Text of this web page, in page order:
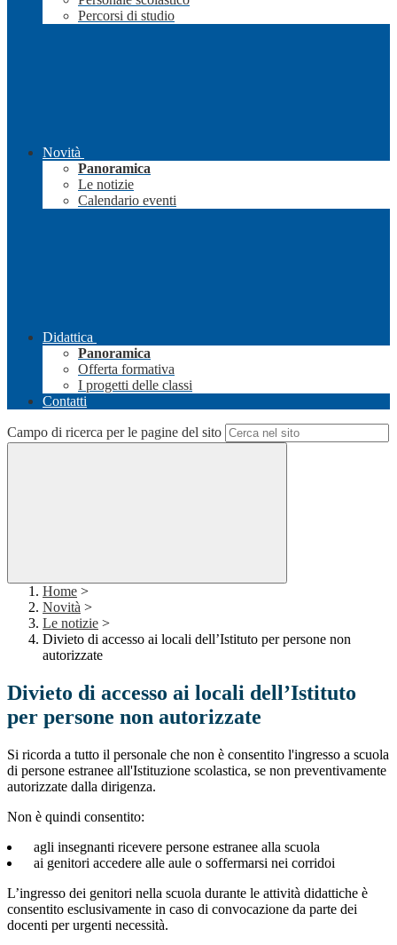
Percorsi di studio
Novità
Panoramica
Le notizie
Calendario eventi
Didattica
Panoramica
Offerta formativa
I progetti delle classi
Contatti
Campo di ricerca per le pagine del sito
Home >
Novità >
Le notizie >
Divieto di accesso ai locali dell’Istituto per persone non
autorizzate
Divieto di accesso ai locali dell’Istituto
per persone non autorizzate
Si ricorda a tutto il personale che non è consentito l'ingresso a scuola
di persone estranee all'Istituzione scolastica, se non preventivamente
autorizzate dalla dirigenza.
Non è quindi consentito:
agli insegnanti ricevere persone estranee alla scuola
ai genitori accedere alle aule o soffermarsi nei corridoi
L’ingresso dei genitori nella scuola durante le attività didattiche è
consentito esclusivamente in caso di convocazione da parte dei
docenti per urgenti necessità.